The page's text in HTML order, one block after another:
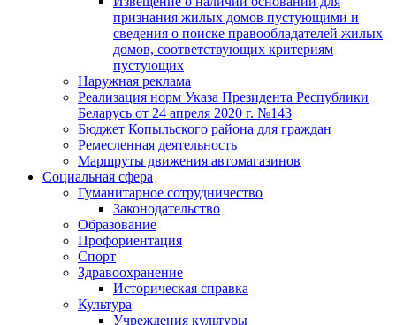
признания жилых домов пустующими и
сведения о поиске правообладателей жилых
домов, соответствующих критериям
пустующих
Наружная реклама
Реализация норм Указа Президента Республики
Беларусь от 24 апреля 2020 г. №143
Бюджет Копыльского района для граждан
Ремесленная деятельность
Маршруты движения автомагазинов
Социальная сфера
Гуманитарное сотрудничество
Законодательство
Образование
Профориентация
Спорт
Здравоохранение
Историческая справка
Культура
Учреждения культуры